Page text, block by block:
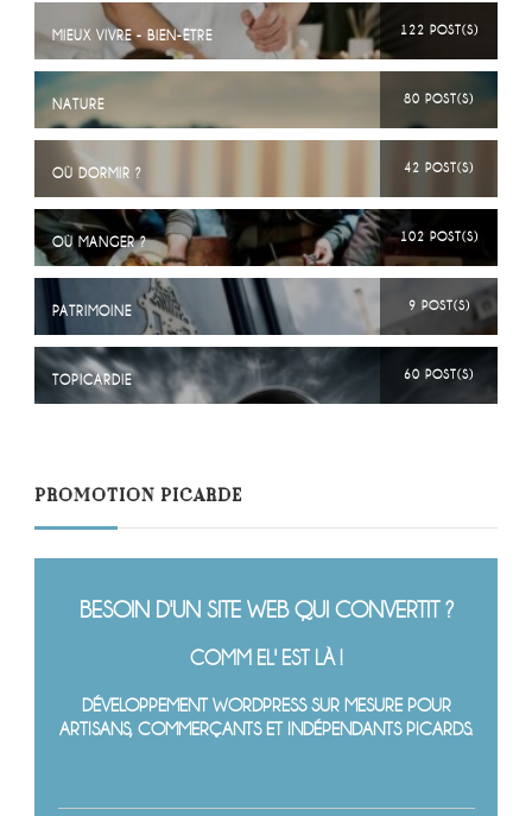
MIEUX VIVRE - BIEN-ÊTRE 122 POST(S)
NATURE 80 POST(S)
OÙ DORMIR ? 42 POST(S)
OÙ MANGER ? 102 POST(S)
PATRIMOINE 9 POST(S)
TOPICARDIE 60 POST(S)
PROMOTION PICARDE
BESOIN D'UN SITE WEB QUI CONVERTIT ?
COMM EL' EST LÀ !
DÉVELOPPEMENT WORDPRESS SUR MESURE POUR
ARTISANS, COMMERÇANTS ET INDÉPENDANTS PICARDS.